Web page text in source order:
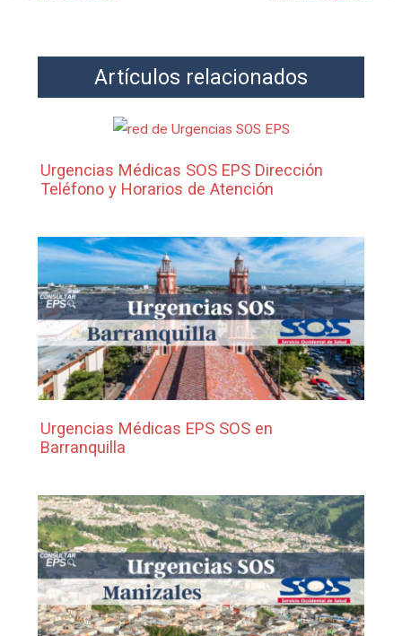
Artículos relacionados
Urgencias Médicas SOS EPS Dirección
Teléfono y Horarios de Atención
Urgencias Médicas EPS SOS en
Barranquilla